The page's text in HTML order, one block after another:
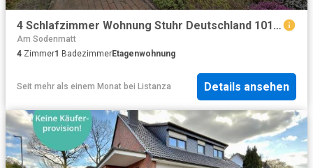
4 Schlafzimmer Wohnung Stuhr Deutschland 101064532
Am Sodenmatt
4 Zimmer1 BadezimmerEtagenwohnung
Seit mehr als einem Monat bei Listanza Details ansehen